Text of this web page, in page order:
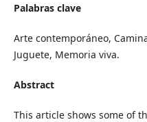
Palabras clave
Arte contemporáneo,
Juguete, Memoria viva.
Abstract
This article shows some of